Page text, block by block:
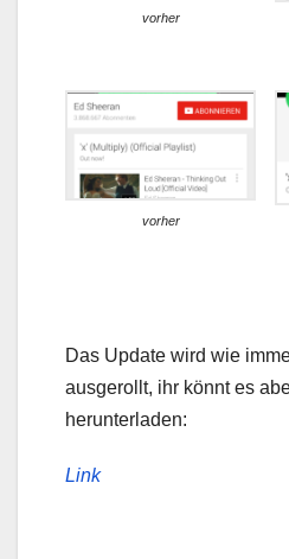
vorher
vorher
Das Update wird wie
ausgerollt, ihr könnt es
herunterladen:
Link